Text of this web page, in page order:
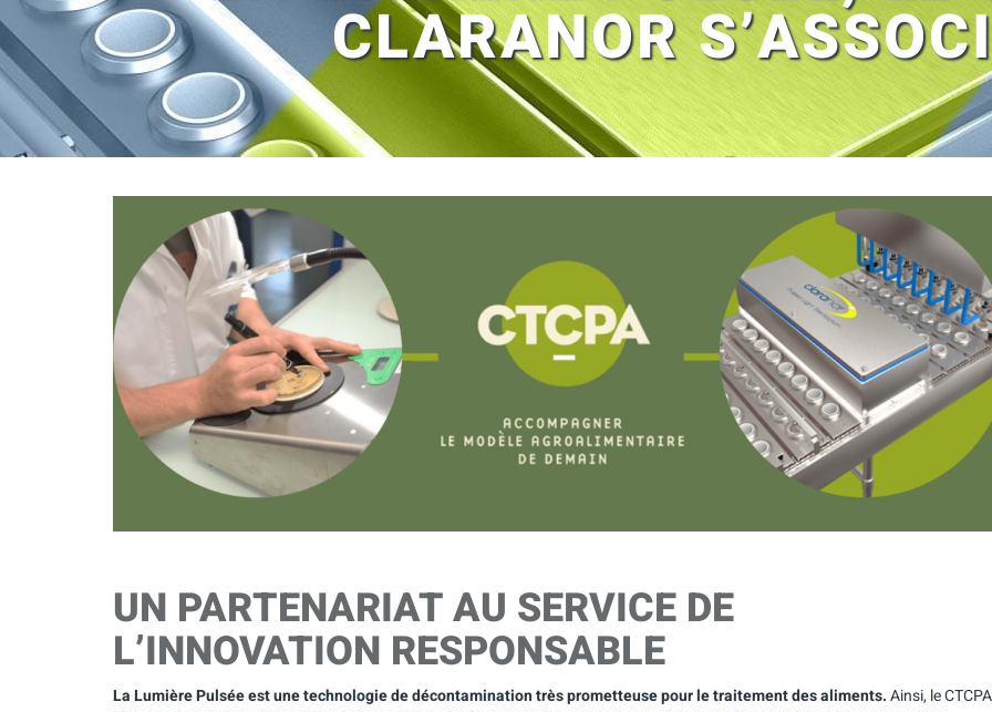
CLARANOR
agrandie
UN PARTENARIAT AU SERVICE DE
L’INNOVATION RESPONSABLE
La Lumière Pulsée est une technologie de décontamination très prometteuse pour le traitement des aliments.Ainsi, le